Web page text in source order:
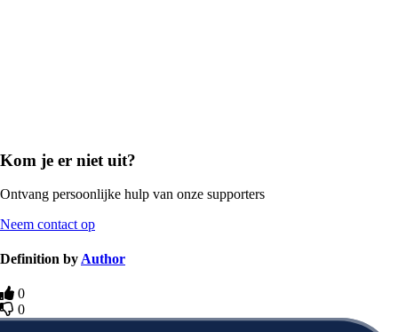
Kom je er niet uit?
Ontvang persoonlijke hulp van onze supporters
Neem contact op
Definition by Author
0
0